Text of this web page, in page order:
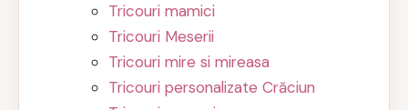
Tricouri mamici
Tricouri Meserii
Tricouri mire si mireasa
Tricouri personalizate Crăciun